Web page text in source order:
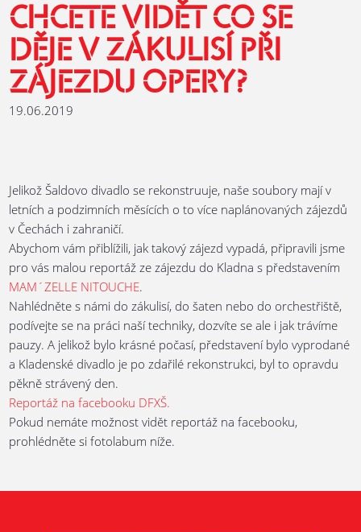
CHCETE VIDĚT CO SE
DĚJE V ZÁKULISÍ PŘI
ZÁJEZDU OPERY?
19.06.2019
Jelikož Šaldovo divadlo se rekonstruuje, naše soubory mají v
letních a podzimních měsících o to více naplánovaných zájezdů
v Čechách i zahraničí.
Abychom vám přiblížili, jak takový zájezd vypadá, připravili jsme
pro vás malou reportáž ze zájezdu do Kladna s představením
MAM´ZELLE NITOUCHE.
Nahlédněte s námi do zákulisí, do šaten nebo do orchestřiště,
podívejte se na práci naší techniky, dozvíte se ale i jak trávíme
pauzy. A jelikož bylo krásné počasí, představení bylo vyprodané
a Kladenské divadlo je po zdařilé rekonstrukci, byl to opravdu
pěkně strávený den.
Reportáž na facebooku DFXŠ.
Pokud nemáte možnost vidět reportáž na facebooku,
prohlédněte si fotolabum níže.